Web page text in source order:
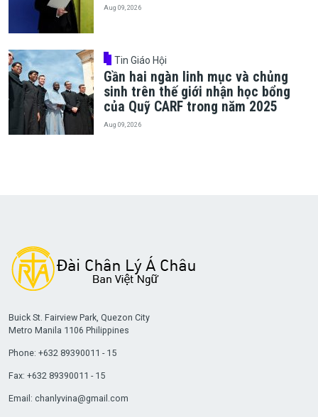
Aug 09, 2026
Tin Giáo Hội
Gần hai ngàn linh mục và chủng
sinh trên thế giới nhận học bổng
của Quỹ CARF trong năm 2025
Aug 09, 2026
Buick St. Fairview Park, Quezon City
Metro Manila 1106 Philippines
Phone: +632 89390011 - 15
Fax: +632 89390011 - 15
Email: chanlyvina@gmail.com